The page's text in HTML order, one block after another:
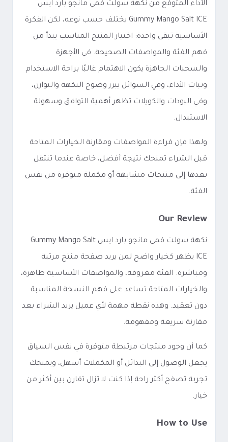
الأداء المتوقع من نكهة سولت قمي مانجو بارد ايس
Gummy Mango Salt ICE يختلف حسب نوعه، لكن الفكرة
الأساسية تبقى واحدة: اختيار المنتج المناسب يبدأ من
فهم الفئة والمواصفات الصحيحة. في الأجهزة
والسحبات الجاهزة يكون الاهتمام غالبًا براحة الاستخدام
وثبات الأداء، وفي السوائل يبرز وضوح النكهة والتوازن،
وفي البودات والكويلات تظهر أهمية التوافق وسهولة
الاستبدال.
ولهذا فإن قراءة المواصفات ومقارنة الخيارات المتاحة
قبل الشراء تمنحك نتيجة أفضل، خاصة عندما تنتقل
بعدها إلى منتجات مشابهة أو مكملة متوفرة من نفس
الفئة.
Our Review
نكهة سولت قمي مانجو بارد ايس Gummy Mango Salt
ICE يظهر كخيار واضح لمن يريد صفحة منتج مرتبة
ومباشرة. الفئة معروفة، والمواصفات الأساسية ظاهرة،
والخيارات المتاحة تساعد على فهم النسخة المناسبة
دون تعقيد. وهذه نقطة مهمة لأي عميل يريد الشراء بعد
مقارنة سريعة ومفهومة.
كما أن وجود منتجات مرتبطة متوفرة في نفس السياق
يجعل الوصول إلى البدائل أو المكملات أسهل، ويمنحك
تجربة تصفح أكثر راحة إذا كنت لا تزال تقارن بين أكثر من
خيار.
How to Use